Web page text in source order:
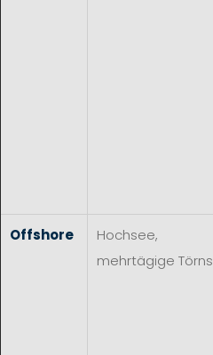
Offshore
Hochsee,
mehrtägige Törns